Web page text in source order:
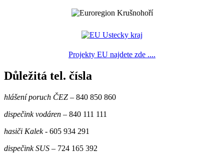
Projekty EU najdete zde ....
Důležitá tel. čísla
hlášení poruch ČEZ – 840 850 860
dispečink vodáren – 840 111 111
hasiči Kalek- 605 934 291
dispečink SUS – 724 165 392